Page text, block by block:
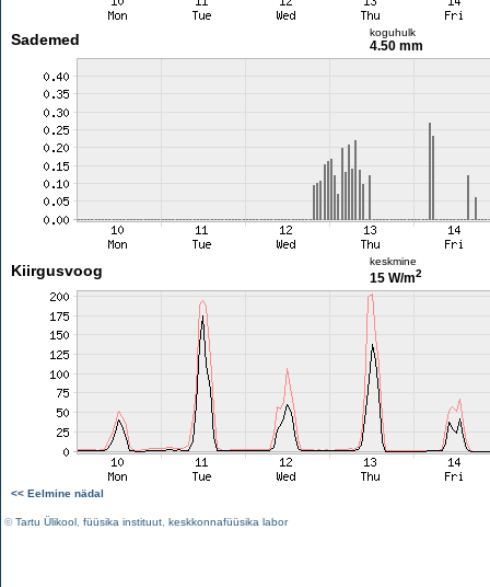
Sademed koguhulk
4.50 mm
Kiirgusvoog
keskmine
15 W/m2
<< Eelmine nädal
©Tartu Ülikool füüsika instituut keskkonnafüüsika labor